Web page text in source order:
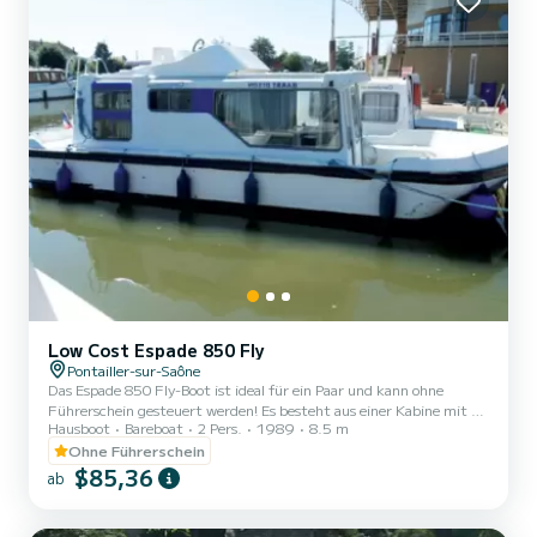
Low Cost Espade 850 Fly
Pontailler-sur-Saône
Das Espade 850 Fly-Boot ist ideal für ein Paar und kann ohne
Führerschein gesteuert werden! Es besteht aus einer Kabine mit 2
Betten (sowie der Salonbank, die zu einem Doppelbett ausgeklappt
werden kann), Sanitäranlagen (Dusche, Waschbecken, WC) und
einem ausgestatteten Küchenbereich. Der Vorteil dieses Bootes:
sein Doppelcockpit! Bei Anmietungen von Montag bis Freitag
Teams manuell angepasst. → Bedingungen für die Anmietung am
Hausboot Bareboat 2 Pers. 1989
8.5 m
Ohne Führerschein
ab $85,36